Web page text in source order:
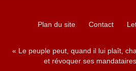
Plan du site Contact
« Le peuple peut, quand il lui plaît,
et révoquer ses